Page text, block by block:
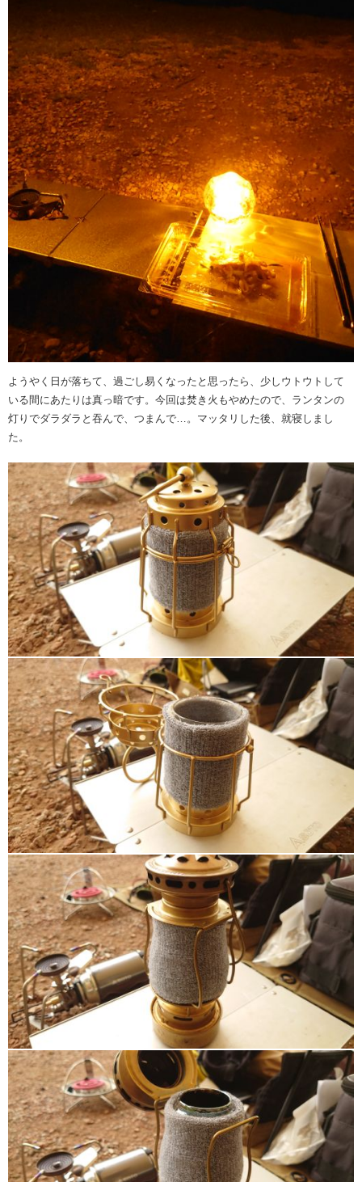
ようやく日が落ちて、過ごし易くなったと思ったら、少しウトウトして
いる間にあたりは真っ暗です。今回は焚き火もやめたので、ランタンの
灯りでダラダラと吞んで、つまんで…。マッタリした後、就寝しまし
た。